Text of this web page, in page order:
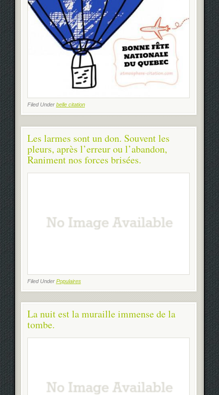
Filed Under belle citation
Les larmes sont un don. Souvent les
pleurs, après l’erreur ou l’abandon,
Raniment nos forces brisées.
Filed Under Populaires
La nuit est la muraille immense de la
tombe.